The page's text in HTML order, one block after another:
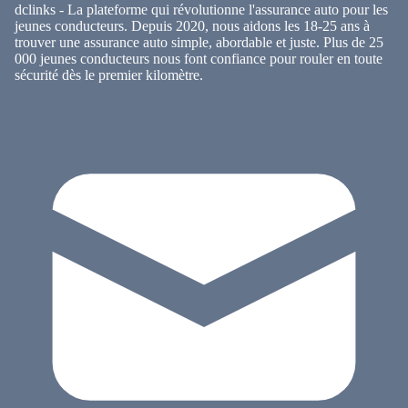
dclinks - La plateforme qui révolutionne l'assurance auto pour les
jeunes conducteurs. Depuis 2020, nous aidons les 18-25 ans à
trouver une assurance auto simple, abordable et juste. Plus de 25
000 jeunes conducteurs nous font confiance pour rouler en toute
sécurité dès le premier kilomètre.